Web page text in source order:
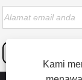
Kami